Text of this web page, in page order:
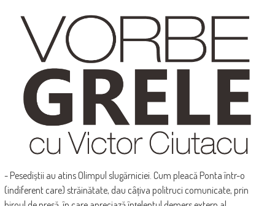
- Pesediștii au atins Olimpul slugărniciei. Cum pleacă Ponta într-o
(indiferent care) străinătate, dau câțiva politruci comunicate, prin